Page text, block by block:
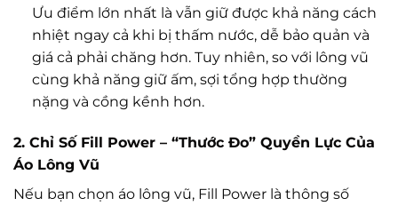
Ưu điểm lớn nhất là vẫn giữ được khả năng cách
nhiệt ngay cả khi bị thấm nước, dễ bảo quản và
giá cả phải chăng hơn. Tuy nhiên, so với lông vũ
cùng khả năng giữ ấm, sợi tổng hợp thường
nặng và cồng kềnh hơn.
2. Chỉ Số Fill Power – “Thước Đo” Quyền Lực Của
Áo Lông Vũ
Nếu bạn chọn áo lông vũ, Fill Power là thông số